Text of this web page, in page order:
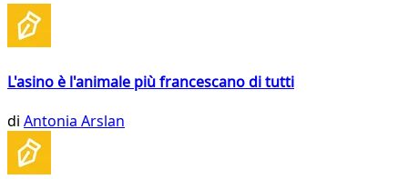
L'asino è l'animale più francescano di tutti
di Antonia Arslan